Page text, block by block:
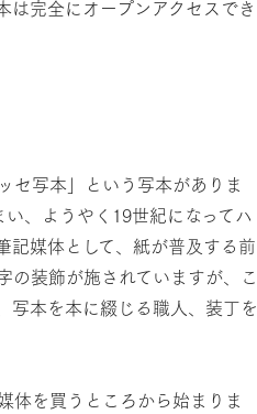
完全にオープンアクセスでき
セ写本」という写本がありま
、ようやく19世紀になってハ
記媒体として、紙が普及する前
の装飾が施されていますが、こ
写本を本に綴じる職人、装丁を
体を買うところから始まりま